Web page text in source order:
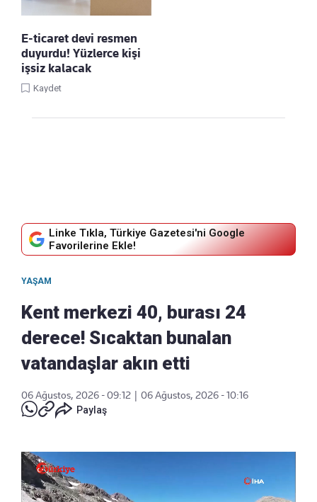
E-ticaret devi resmen
duyurdu! Yüzlerce kişi
işsiz kalacak
Kaydet
Linke Tıkla, Türkiye Gazetesi'ni Google
Favorilerine Ekle!
YAŞAM
Kent merkezi 40, burası 24
derece! Sıcaktan bunalan
vatandaşlar akın etti
06 Ağustos, 2026 - 09:12
06 Ağustos, 2026 - 10:16
Paylaş